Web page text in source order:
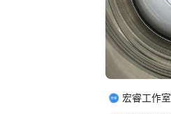
宏睿工作室